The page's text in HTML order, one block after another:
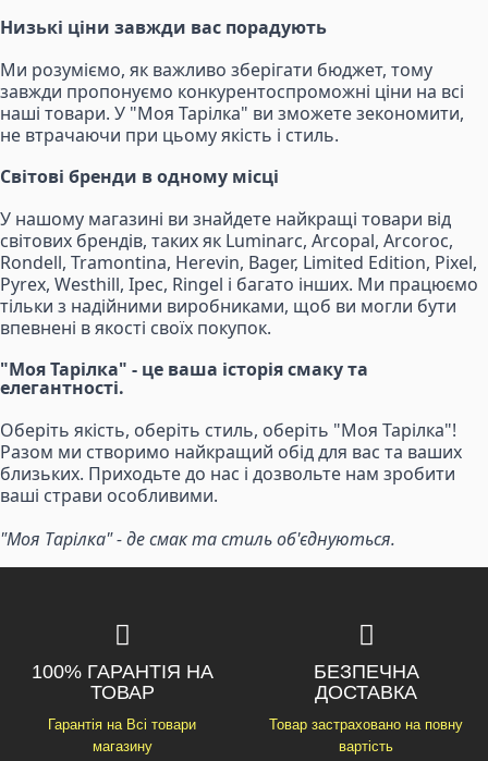
Низькі ціни завжди вас порадують
Ми розуміємо, як важливо зберігати бюджет, тому
завжди пропонуємо конкурентоспроможні ціни на всі
наші товари. У "Моя Тарілка" ви зможете зекономити,
не втрачаючи при цьому якість і стиль.
Світові бренди в одному місці
У нашому магазині ви знайдете найкращі товари від
світових брендів, таких як Luminarc, Arcopal, Arcoroc,
Rondell, Tramontina, Herevin, Bager, Limited Edition, Pixel,
Pyrex, Westhill, Ipec, Ringel і багато інших. Ми працюємо
тільки з надійними виробниками, щоб ви могли бути
впевнені в якості своїх покупок.
"Моя Тарілка" - це ваша історія смаку та
елегантності.
Оберіть якість, оберіть стиль, оберіть "Моя Тарілка"!
Разом ми створимо найкращий обід для вас та ваших
близьких. Приходьте до нас і дозвольте нам зробити
ваші страви особливими.
"Моя Тарілка" - де смак та стиль об'єднуються.
100% ГАРАНТІЯ НА
ТОВАР
Гарантія на Всі товари
магазину
БЕЗПЕЧНА
ДОСТАВКА
Товар застраховано на повну
вартість